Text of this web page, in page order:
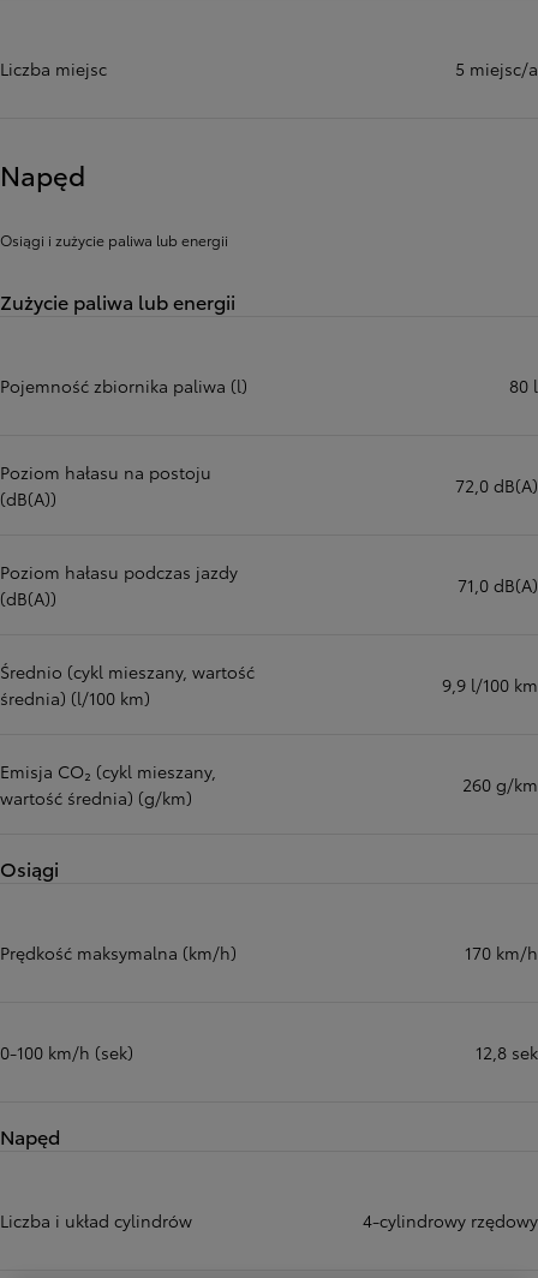
Liczba miejsc 5 miejsc/a
Napęd
Osiągi i zużycie paliwa lub energii
Zużycie paliwa lub energii
Pojemność zbiornika paliwa (l) 80 l
Poziom hałasu na postoju
(dB(A))
72,0 dB(A)
Poziom hałasu podczas jazdy
(dB(A))
71,0 dB(A)
Średnio (cykl mieszany, wartość
średnia) (l/100 km)
9,9 l/100 km
Emisja CO₂ (cykl mieszany,
wartość średnia) (g/km)
260 g/km
Osiągi
Prędkość maksymalna (km/h) 170 km/h
0-100 km/h (sek) 12,8 sek
Napęd
Liczba i układ cylindrów 4-cylindrowy rzędowy